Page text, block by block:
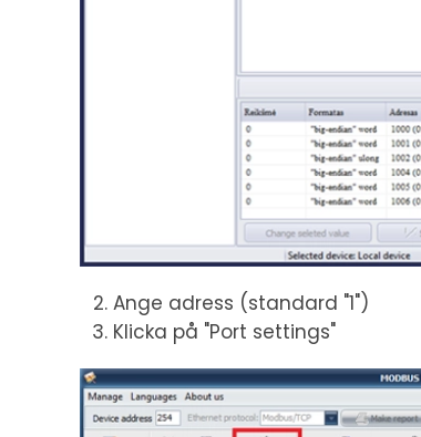
Ange adress (standard "1")
Klicka på "Port settings"